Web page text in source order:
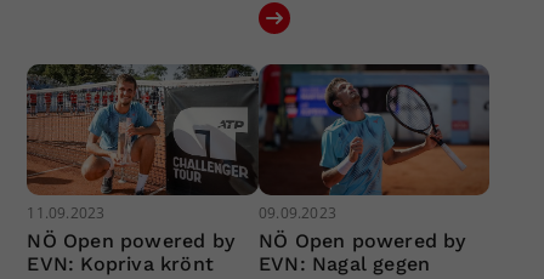
11.09.2023
NÖ Open powered by
EVN: Kopriva krönt
09.09.2023
NÖ Open powered by
EVN: Nagal gegen